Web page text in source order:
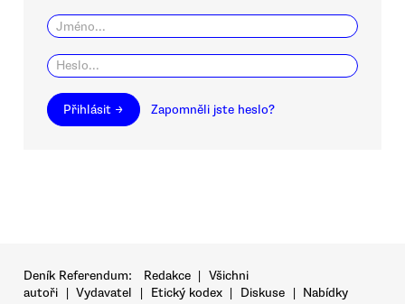
Přihlásit → Zapomněli jste heslo?
Deník Referendum: Redakce | Všichni
autoři | Vydavatel | Etický kodex | Diskuse | Nabídky